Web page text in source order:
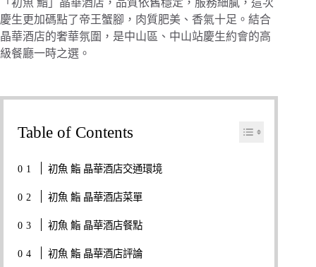
慶生更加碼點了帝王蟹腳，肉質肥美、香氣十足。結合
晶華酒店的奢華氛圍，是中山區、中山站慶生約會的高
級餐廳一時之選。
Table of Contents
初魚 鮨 晶華酒店交通環境
初魚 鮨 晶華酒店菜單
初魚 鮨 晶華酒店餐點
初魚 鮨 晶華酒店評論